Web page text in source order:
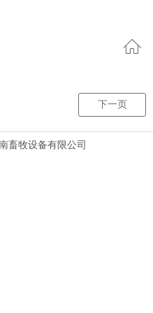
下一页
畜牧设备有限公司